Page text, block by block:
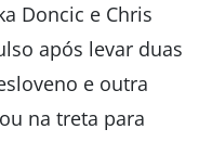
Doncic e Chris
após levar duas
e outra
na treta para